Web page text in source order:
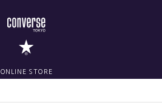
ONLINE STORE